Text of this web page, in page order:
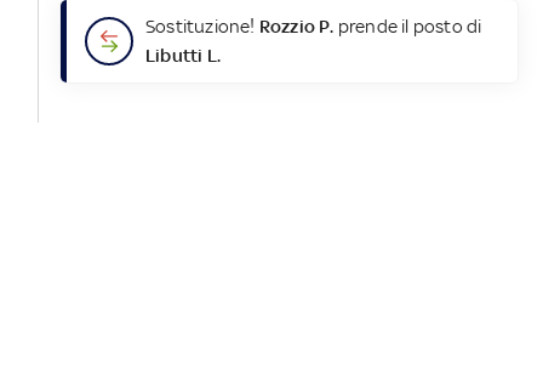
Sostituzione! Rozzio P. prende il posto di
Libutti L.